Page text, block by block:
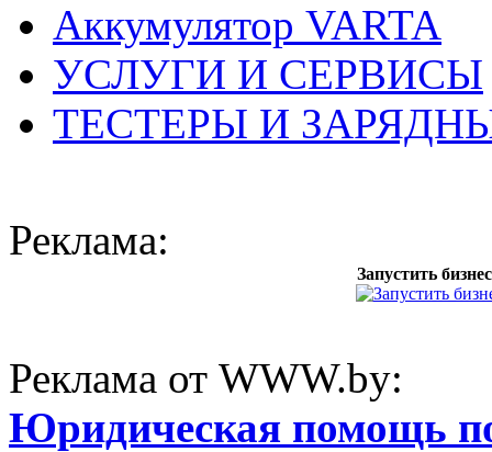
Аккумулятор VARTA
УСЛУГИ И СЕРВИСЫ
ТЕСТЕРЫ И
Реклама:
Запустить
Реклама от WWW.by:
Юридическая помощь